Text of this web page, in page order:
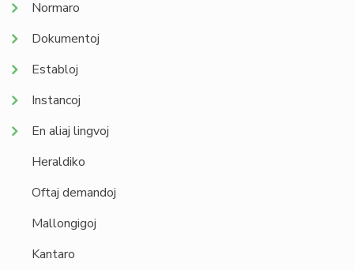
Normaro
Dokumentoj
Establoj
Instancoj
En aliaj lingvoj
Heraldiko
Oftaj demandoj
Mallongigoj
Kantaro